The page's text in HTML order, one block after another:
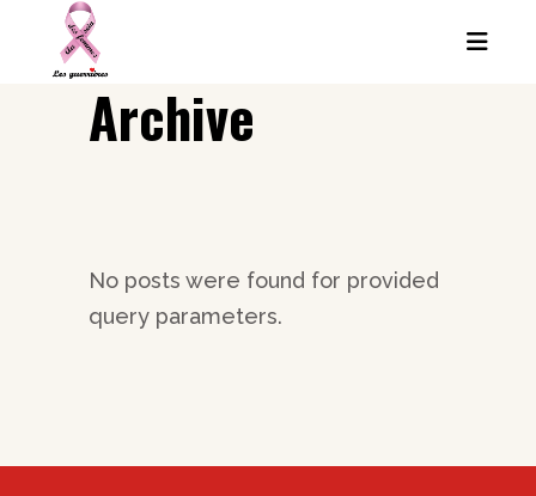
Archive
No posts were found for provided
query parameters.